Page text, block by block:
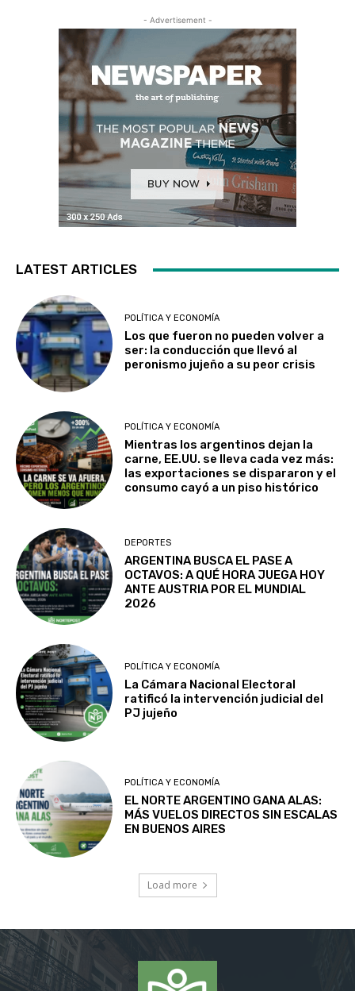
- Advertisement -
LATEST ARTICLES
POLÍTICA Y ECONOMÍA
Los que fueron no pueden volver a
ser: la conducción que llevó al
peronismo jujeño a su peor crisis
POLÍTICA Y ECONOMÍA
Mientras los argentinos dejan la
carne, EE.UU. se lleva cada vez más:
las exportaciones se dispararon y el
consumo cayó a un piso histórico
DEPORTES
ARGENTINA BUSCA EL PASE A
OCTAVOS: A QUÉ HORA JUEGA HOY
ANTE AUSTRIA POR EL MUNDIAL
2026
POLÍTICA Y ECONOMÍA
La Cámara Nacional Electoral
ratificó la intervención judicial del
PJ jujeño
POLÍTICA Y ECONOMÍA
EL NORTE ARGENTINO GANA ALAS:
MÁS VUELOS DIRECTOS SIN ESCALAS
EN BUENOS AIRES
Load more